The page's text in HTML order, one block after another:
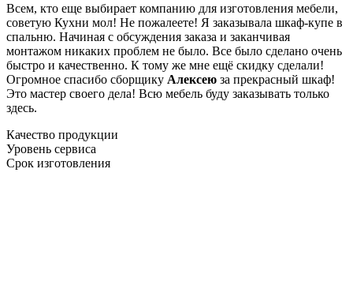
Всем, кто еще выбирает компанию для изготовления мебели,
советую Кухни мол! Не пожалеете! Я заказывала шкаф-купе в
спальню. Начиная с обсуждения заказа и заканчивая
монтажом никаких проблем не было. Все было сделано очень
быстро и качественно. К тому же мне ещё скидку сделали!
Огромное спасибо сборщику Алексею за прекрасный шкаф!
Это мастер своего дела! Всю мебель буду заказывать только
здесь.
Качество продукции
Уровень сервиса
Срок изготовления